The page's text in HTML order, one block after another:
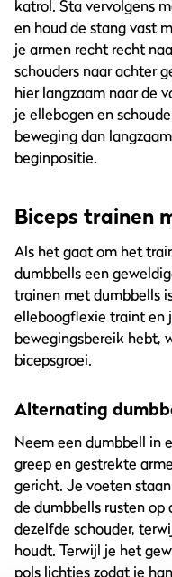
katrol. Sta vervolgens
en houd de stang vast
je armen recht recht
schouders naar achter
hier langzaam naar de
je ellebogen en
beweging dan
beginpositie.
Biceps trainen
Als het gaat om het
dumbbells een
trainen met dumbbells
elleboogflexie traint en
bewegingsbereik hebt,
bicepsgroei.
Alternating
Neem een dumbbell in
greep en gestrekte
gericht. Je voeten
de dumbbells rusten
dezelfde schouder,
houdt. Terwijl je het
pols lichtjes zodat je